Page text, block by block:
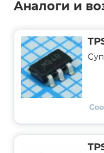
Аналоги и